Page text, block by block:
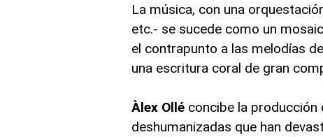
La música, con una
etc.- se sucede como un
el contrapunto a las melodías
una escritura coral de gran
Àlex Ollé concibe la
deshumanizadas que han